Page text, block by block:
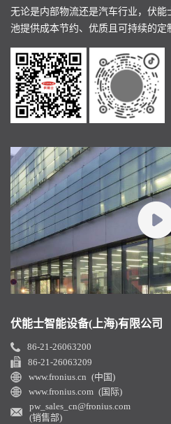
无论是内部物流还是汽车行业，伏
池提供成本节约、优质且可持续的定
伏能士智能设备(上海)有限公司
86-21-26063200
86-21-26063209
www.fronius.cn (中国)
www.fronius.com (国际)
pw_sales_cn@fronius.com
(销售部)